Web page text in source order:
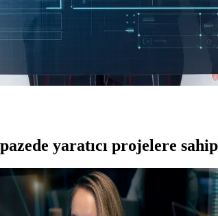
yaratıcı projelere